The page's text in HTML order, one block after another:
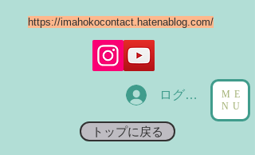
ログイン
トップに戻る
ME
NU
https://imahokocontact.hatenablog.com/